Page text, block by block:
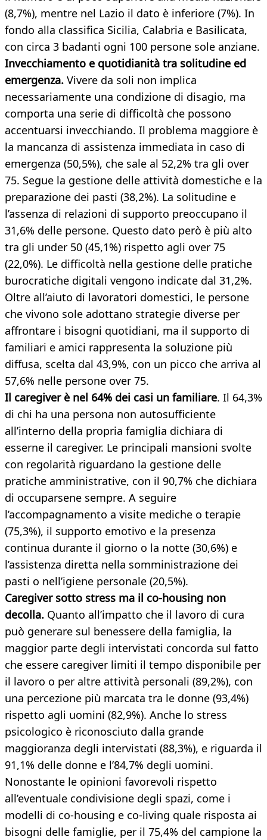
(8,7%), mentre nel Lazio il dato è inferiore (7%). In
fondo alla classifica Sicilia, Calabria e Basilicata,
con circa 3 badanti ogni 100 persone sole anziane.
Invecchiamento e quotidianità tra solitudine ed
emergenza. Vivere da soli non implica
necessariamente una condizione di disagio, ma
comporta una serie di difficoltà che possono
accentuarsi invecchiando. Il problema maggiore è
la mancanza di assistenza immediata in caso di
emergenza (50,5%), che sale al 52,2% tra gli over
75. Segue la gestione delle attività domestiche e la
preparazione dei pasti (38,2%). La solitudine e
l’assenza di relazioni di supporto preoccupano il
31,6% delle persone. Questo dato però è più alto
tra gli under 50 (45,1%) rispetto agli over 75
(22,0%). Le difficoltà nella gestione delle pratiche
burocratiche digitali vengono indicate dal 31,2%.
Oltre all’aiuto di lavoratori domestici, le persone
che vivono sole adottano strategie diverse per
affrontare i bisogni quotidiani, ma il supporto di
familiari e amici rappresenta la soluzione più
diffusa, scelta dal 43,9%, con un picco che arriva al
57,6% nelle persone over 75.
Il caregiver è nel 64% dei casi un familiare. Il 64,3%
di chi ha una persona non autosufficiente
all’interno della propria famiglia dichiara di
esserne il caregiver. Le principali mansioni svolte
con regolarità riguardano la gestione delle
pratiche amministrative, con il 90,7% che dichiara
di occuparsene sempre. A seguire
l’accompagnamento a visite mediche o terapie
(75,3%), il supporto emotivo e la presenza
continua durante il giorno o la notte (30,6%) e
l’assistenza diretta nella somministrazione dei
pasti o nell’igiene personale (20,5%).
Caregiver sotto stress ma il co-housing non
decolla. Quanto all’impatto che il lavoro di cura
può generare sul benessere della famiglia, la
maggior parte degli intervistati concorda sul fatto
che essere caregiver limiti il tempo disponibile per
il lavoro o per altre attività personali (89,2%), con
una percezione più marcata tra le donne (93,4%)
rispetto agli uomini (82,9%). Anche lo stress
psicologico è riconosciuto dalla grande
maggioranza degli intervistati (88,3%), e riguarda il
91,1% delle donne e l’84,7% degli uomini.
Nonostante le opinioni favorevoli rispetto
all’eventuale condivisione degli spazi, come i
modelli di co-housing e co-living quale risposta ai
bisogni delle famiglie, per il 75,4% del campione la